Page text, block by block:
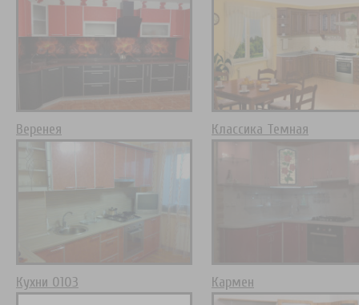
Веренея Классика Темная
Кухни 0103 Кармен